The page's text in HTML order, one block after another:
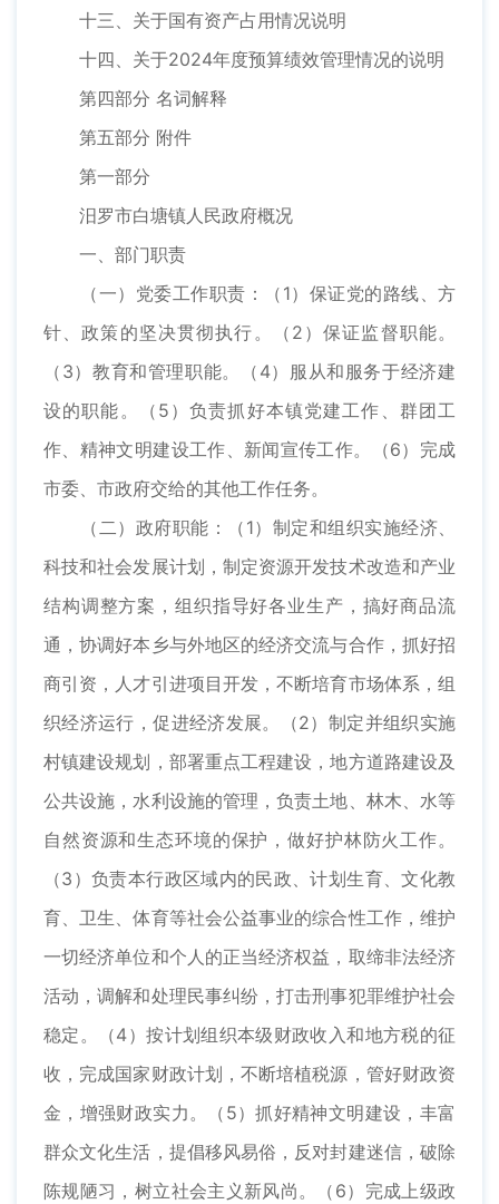
十三、关于国有资产占用情况说明
十四、关于2024年度预算绩效管理情况的说明
第四部分 名词解释
第五部分 附件
第一部分
汨罗市白塘镇人民政府概况
一、部门职责
（一）党委工作职责：（1）保证党的路线、方
针、政策的坚决贯彻执行。（2）保证监督职能。
（3）教育和管理职能。（4）服从和服务于经济建
设的职能。（5）负责抓好本镇党建工作、群团工
作、精神文明建设工作、新闻宣传工作。（6）完成
市委、市政府交给的其他工作任务。
（二）政府职能：（1）制定和组织实施经济、
科技和社会发展计划，制定资源开发技术改造和产业
结构调整方案，组织指导好各业生产，搞好商品流
通，协调好本乡与外地区的经济交流与合作，抓好招
商引资，人才引进项目开发，不断培育市场体系，组
织经济运行，促进经济发展。（2）制定并组织实施
村镇建设规划，部署重点工程建设，地方道路建设及
公共设施，水利设施的管理，负责土地、林木、水等
自然资源和生态环境的保护，做好护林防火工作。
（3）负责本行政区域内的民政、计划生育、文化教
育、卫生、体育等社会公益事业的综合性工作，维护
一切经济单位和个人的正当经济权益，取缔非法经济
活动，调解和处理民事纠纷，打击刑事犯罪维护社会
稳定。（4）按计划组织本级财政收入和地方税的征
收，完成国家财政计划，不断培植税源，管好财政资
金，增强财政实力。（5）抓好精神文明建设，丰富
群众文化生活，提倡移风易俗，反对封建迷信，破除
陈规陋习，树立社会主义新风尚。（6）完成上级政